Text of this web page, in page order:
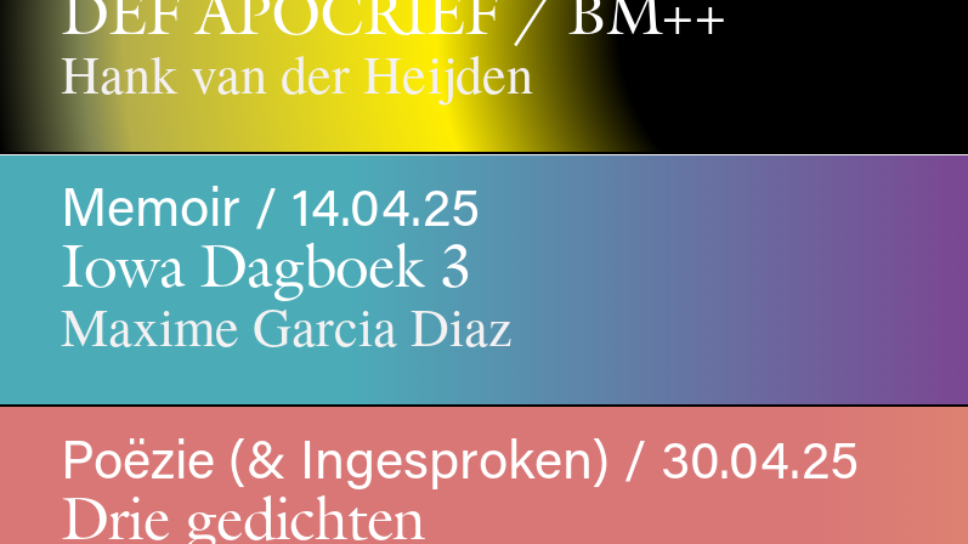
Hank van der Heijden
Memoir / 14.04.25
Iowa Dagboek 3
Maxime Garcia Diaz
Poëzie (& Ingesproken) / 30.04.25
Drie gedichten